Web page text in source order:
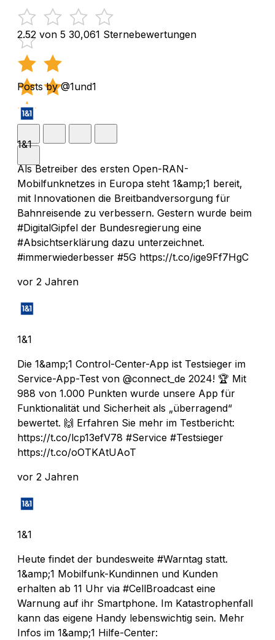
2.52 von 5 30,061 Sternebewertungen
Posts by @1und1
1&1
Als Betreiber des ersten Open-RAN-
Mobilfunknetzes in Europa steht 1&amp;1 bereit,
mit Innovationen die Breitbandversorgung für
Bahnreisende zu verbessern. Gestern wurde beim
#DigitalGipfel der Bundesregierung eine
#Absichtserklärung dazu unterzeichnet.
#immerwiederbesser #5G https://t.co/ige9Ff7HgC
vor 2 Jahren
1&1
Die 1&amp;1 Control-Center-App ist Testsieger im
Service-App-Test von @connect_de 2024! 🏆 Mit
988 von 1.000 Punkten wurde unsere App für
Funktionalität und Sicherheit als „überragend“
bewertet. 🙌 Erfahren Sie mehr im Testbericht:
https://t.co/lcp13efV78 #Service #Testsieger
https://t.co/oOTKAtUAoT
vor 2 Jahren
1&1
Heute findet der bundesweite #Warntag statt.
1&amp;1 Mobilfunk-Kundinnen und Kunden
erhalten ab 11 Uhr via #CellBroadcast eine
Warnung auf ihr Smartphone. Im Katastrophenfall
kann das eigene Handy lebenswichtig sein. Mehr
Infos im 1&amp;1 Hilfe-Center: